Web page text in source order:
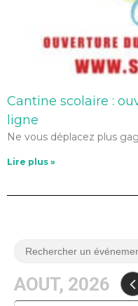
Cantine scolaire :
ligne
Ne vous déplacez plus
Lire plus »
AOUT, 2026